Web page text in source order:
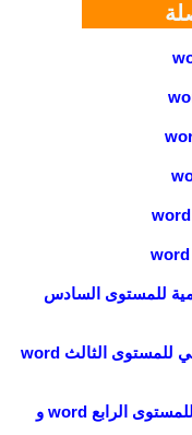
للمستوى السادس
روائز التقويم التشخيصي النشاط العلمي للمستوى الثالث word
روائز التقويم التشخيصي اللغة العربية للمستوى الرابع word و